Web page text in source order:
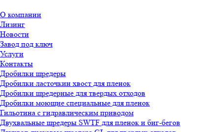
О компании
Лизинг
Новости
Завод под ключ
Услуги
Контакты
Дробилки шредеры
Дробилки ласточкин хвост для пленок
Дробилки шредерные для твердых отходов
Дробилки моющие специальные для пленок
Гильотина с гидравлическим приводом
Двухвальные шредеры SWTF для пленок и биг-бегов